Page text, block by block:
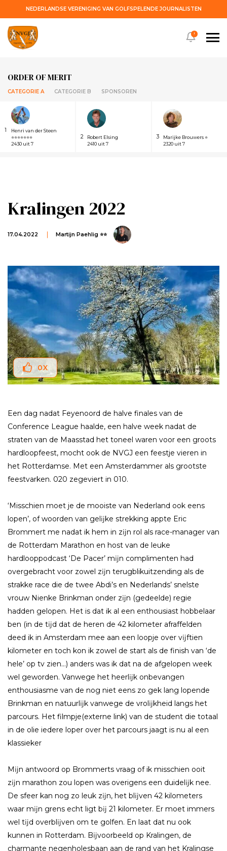
NEDERLANDSE VERENIGING VAN GOLFSPELENDE JOURNALISTEN
ORDER OF MERIT
CATEGORIE A CATEGORIE B SPONSOREN
1
Henri van der Steen
⭐⭐⭐⭐⭐⭐⭐
2430 uit 7
2
Robert Elsing
2410 uit 7
3
Marijke Brouwers ⭐
2320 uit 7
!
Kralingen 2022
17.04.2022 Martijn Paehlig ⭐⭐
0X
Een dag nadat Feyenoord de halve finales van de
Conference League haalde, een halve week nadat de
straten van de Maasstad het toneel waren voor een groots
hardloopfeest, mocht ook de NVGJ een feestje vieren in
het Rotterdamse. Met een Amsterdammer als grootste
feestvarken. 020 zegeviert in 010.
‘Misschien moet je de mooiste van Nederland ook eens
lopen’, of woorden van gelĳke strekking appte Eric
Brommert me nadat ik hem in zĳn rol als race-manager van
de Rotterdam Marathon en host van de leuke
hardlooppodcast ‘De Pacer’ mĳn complimenten had
overgebracht voor zowel zĳn terugblikuitzending als de
strakke race die de twee Abdi’s en Nederlands’ snelste
vrouw Nienke Brinkman onder zĳn (gedeelde) regie
hadden gelopen. Het is dat ik al een enthousiast hobbelaar
ben (in de tĳd dat de heren de 42 kilometer afraffelden
deed ik in Amsterdam mee aan een loopje over vĳftien
kilometer en toch kon ik zowel de start als de finish van ‘de
hele’ op tv zien…) anders was ik dat na de afgelopen week
wel geworden. Vanwege het heerlĳk onbevangen
enthousiasme van de nog niet eens zo gek lang lopende
Brinkman en natuurlĳk vanwege de vrolĳkheid langs het
parcours. Het filmpje(externe link) van de student die totaal
in de olie iedere loper over het parcours jaagt is nu al een
klassieker
Mĳn antwoord op Brommerts vraag of ik misschien ooit
zĳn marathon zou lopen was overigens een duidelĳk nee.
De sfeer kan nog zo leuk zĳn, het blĳven 42 kilometers
waar mĳn grens echt ligt bĳ 21 kilometer. Er moet immers
wel tĳd overblĳven om te golfen. En laat dat nu ook
kunnen in Rotterdam. Bĳvoorbeeld op Kralingen, de
charmante negenholesbaan aan de rand van het Kralingse